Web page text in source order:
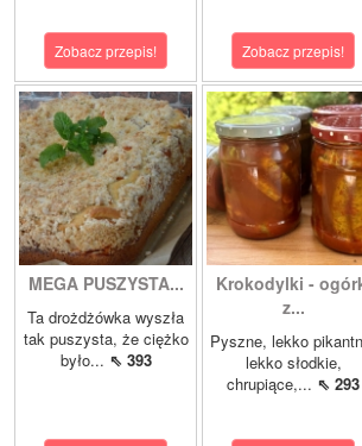
Zobacz przepis! Zobacz przepis!
MEGA PUSZYSTA...
Ta drożdżówka wyszła
tak puszysta, że ciężko
było... ⇖ 393
Krokodylki -
z...
Pyszne, lekko
lekko słodkie,
chrupiące,... ⇖ 293